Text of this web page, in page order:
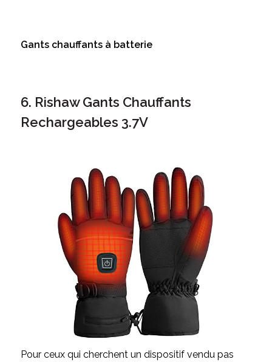
Gants chauffants à batterie
6. Rishaw Gants Chauffants
Rechargeables 3.7V
Pour ceux qui cherchent un dispositif vendu pas